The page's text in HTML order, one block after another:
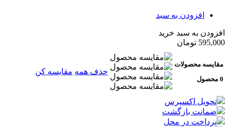
افزودن به سبد
افزودن به سبد خرید
595,000 تومان
مقایسه محصولات
0 محصول
حذف همه مقایسه کن
تحویل اکسپرس
ضمانت بازگشت
پرداخت در محل